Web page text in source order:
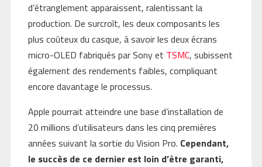
d’étranglement apparaissent, ralentissant la
production. De surcroît, les deux composants les
plus coûteux du casque, à savoir les deux écrans
micro-OLED fabriqués par Sony et TSMC, subissent
également des rendements faibles, compliquant
encore davantage le processus.
Apple pourrait atteindre une base d’installation de
20 millions d’utilisateurs dans les cinq premières
années suivant la sortie du Vision Pro. Cependant,
le succès de ce dernier est loin d’être garanti,